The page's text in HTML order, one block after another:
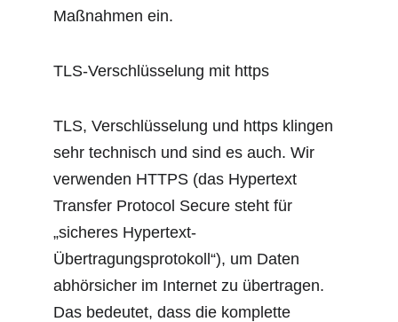
Maßnahmen ein.
TLS-Verschlüsselung mit https
TLS, Verschlüsselung und https klingen
sehr technisch und sind es auch. Wir
verwenden HTTPS (das Hypertext
Transfer Protocol Secure steht für
„sicheres Hypertext-
Übertragungsprotokoll“), um Daten
abhörsicher im Internet zu übertragen.
Das bedeutet, dass die komplette